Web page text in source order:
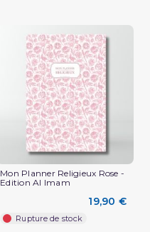
Mon Planner Religieux Rose -
Edition Al Imam
19,90 €
Rupture de stock